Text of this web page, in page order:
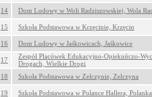
14 Dom Ludowy w Woli Radziszowskiej, Wola
15 Szkoła Podstawowa w Krzęcinie, Krzęcin
16 Dom Ludowy w Jaśkowicach, Jaśkowice
17
Zespół Placówek Edukacyjno-Opiekuńczo-
Drogach, Wielkie Drogi
18
Szkoła Podstawowa w Zelczynie, Zelczyna
19 Szkoła Podstawowa w Polance Hallera,